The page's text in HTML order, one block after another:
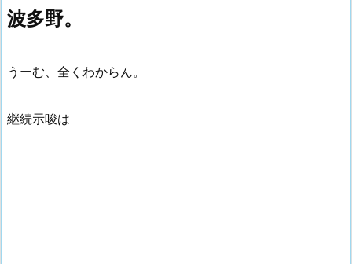
波多野。
うーむ、全くわからん。
継続示唆は